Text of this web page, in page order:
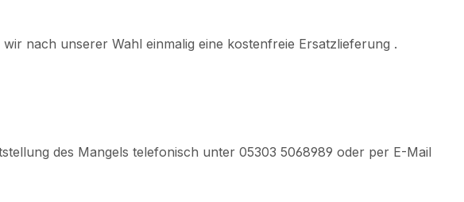
nach unserer Wahl einmalig eine kostenfreie Ersatzlieferung .
des Mangels telefonisch unter 05303 5068989 oder per E-Mail